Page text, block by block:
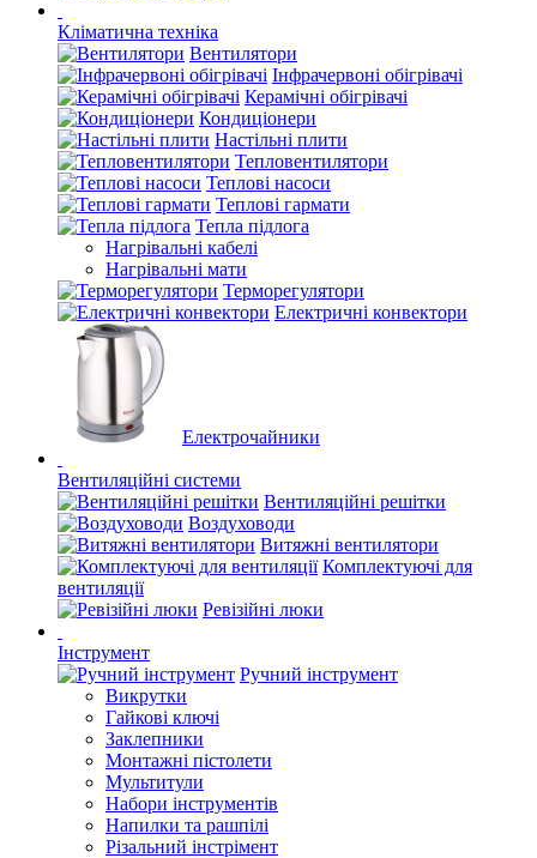
Кліматична техніка
Вентилятори
Інфрачервоні обігрівачі
Керамічні обігрівачі
Кондиціонери
Настільні плити
Тепловентилятори
Теплові насоси
Теплові гармати
Тепла підлога
Нагрівальні кабелі
Нагрівальні мати
Терморегулятори
Електричні конвектори
Електрочайники
Вентиляційні системи
Вентиляційні решітки
Воздуховоди
Витяжні вентилятори
Комплектуючі для
вентиляції
Ревізійні люки
Інструмент
Ручний інструмент
Викрутки
Гайкові ключі
Заклепники
Монтажні пістолети
Мультитули
Набори інструментів
Напилки та рашпілі
Різальний інстрімент